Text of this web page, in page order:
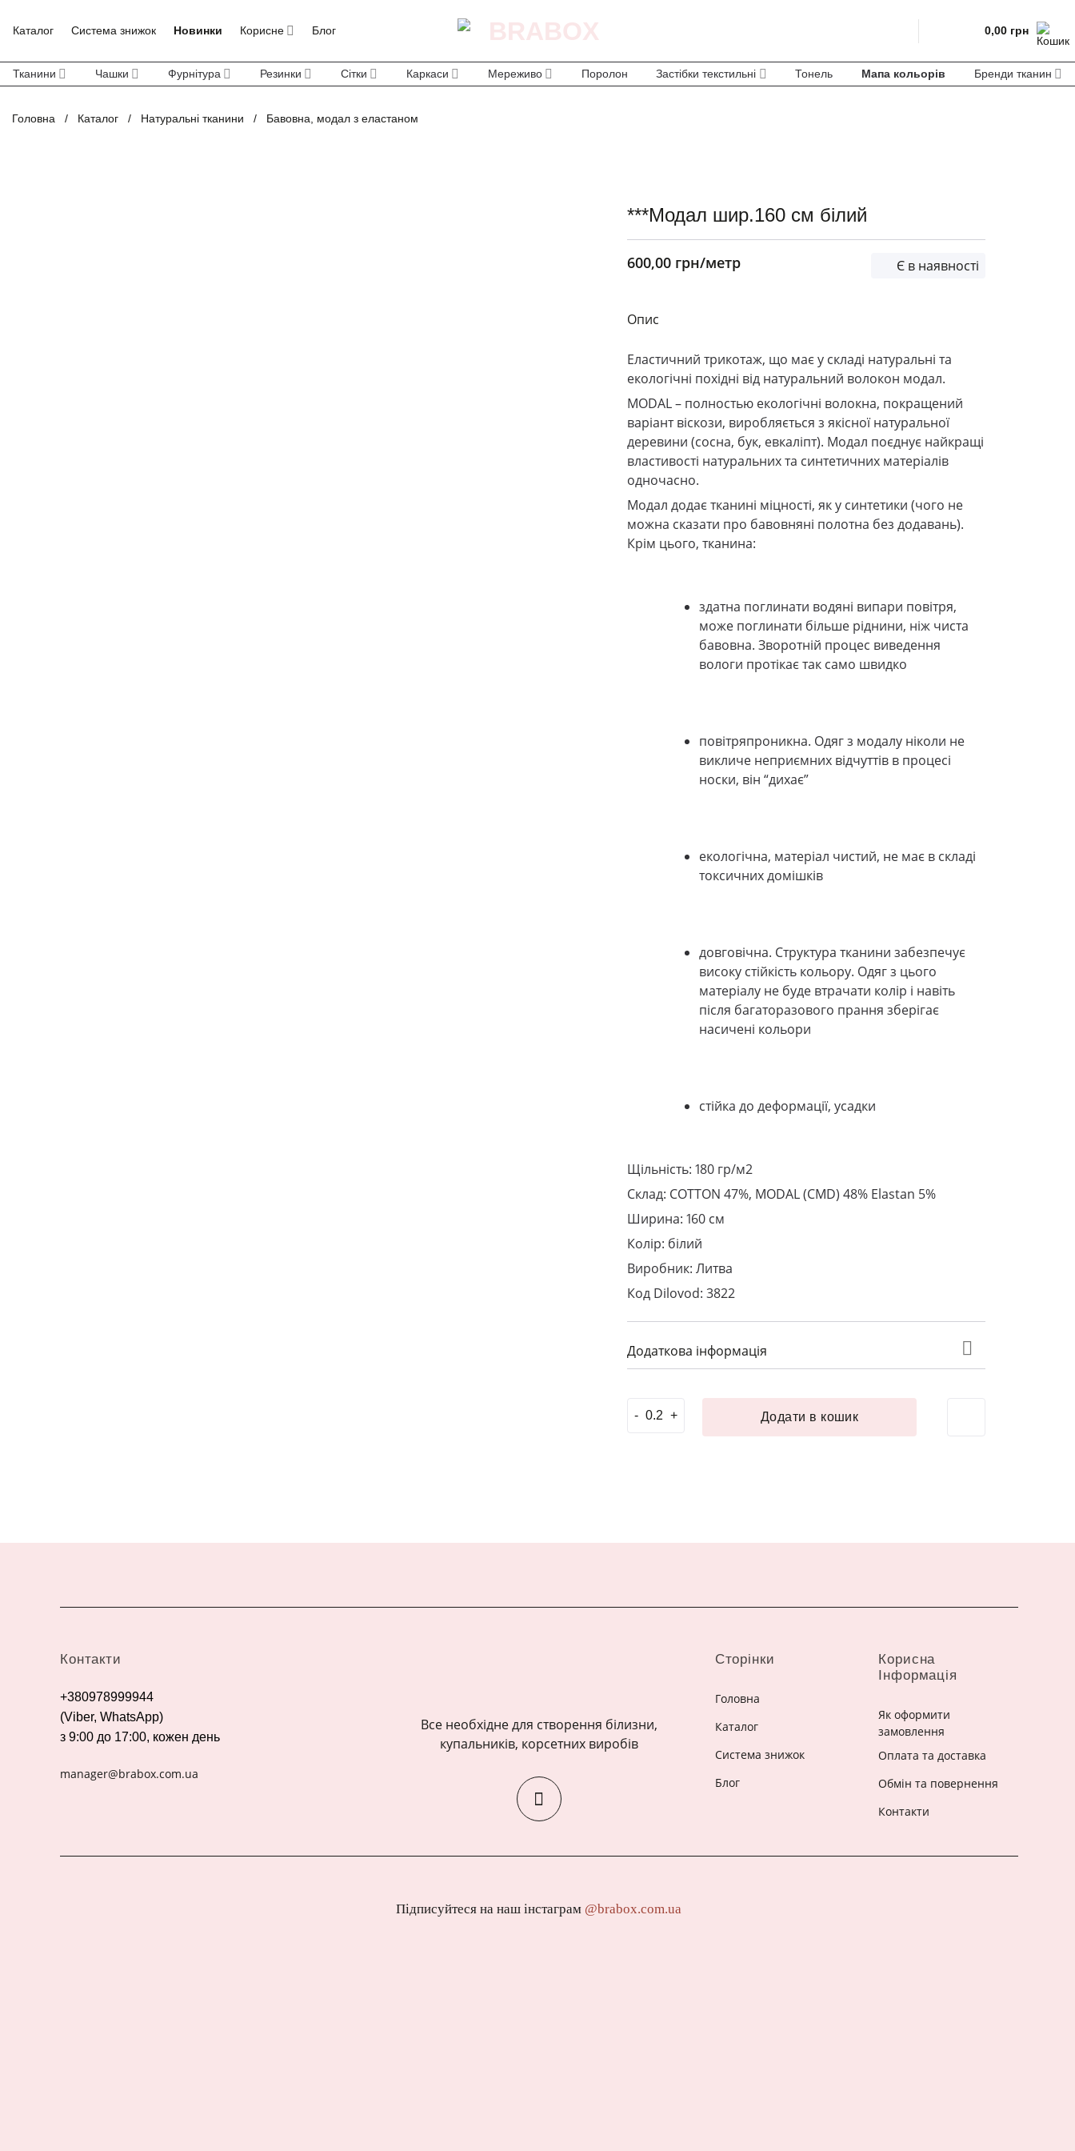
Каталог Система знижок Новинки Корисне Блог 0,00 грн
Тканини Чашки Фурнітура Резинки Сітки Каркаси Мереживо Поролон Застібки текстильні Тонель Мапа кольорів Бренди тканин
Головна / Каталог / Натуральні тканини / Бавовна, модал з еластаном
***Модал шир.160 см білий
600,00 грн/метр Є в наявності
Опис
Еластичний трикотаж, що має у складі натуральні та
екологічні похідні від натуральний волокон модал.
MODAL– полностью екологічні волокна, покращений
варіант віскози, виробляється з якісної натуральної
деревини (сосна, бук, евкаліпт). Модал поєднує найкращі
властивості натуральних та синтетичних матеріалів
одночасно.
Модал додає тканині міцності, як у синтетики (чого не
можна сказати про бавовняні полотна без додавань).
Крім цього, тканина:
здатна поглинати водяні випари повітря,
може поглинати більше ріднини, ніж чиста
бавовна. Зворотній процес виведення
вологи протікає так само швидко
повітряпроникна. Одяг з модалу ніколи не
викличе неприємних відчуттів в процесі
носки, він “дихає”
екологічна, матеріал чистий, не має в складі
токсичних домішків
довговічна. Структура тканини забезпечує
високу стійкість кольору. Одяг з цього
матеріалу не буде втрачати колір і навіть
після багаторазового прання зберігає
насичені кольори
стійка до деформації, усадки
Щільність: 180 гр/м2
Склад: COTTON 47%, MODAL (CMD) 48% Elastan 5%
Ширина: 160 см
Колір: білий
Виробник: Литва
Код Dilovod: 3822
Додаткова інформація
***Модал шир.160 см білий кількість
Додати в кошик
Контакти
+380978999944
(Viber, WhatsApp)
з 9:00 до 17:00, кожен день
manager@brabox.com.ua
Все необхідне для створення білизни,
купальників, корсетних виробів
Сторінки
Головна
Каталог
Система знижок
Блог
Корисна
Інформація
Як оформити
замовлення
Оплата та доставка
Обмін та повернення
Контакти
Підписуйтеся на наш інстаграм @brabox.com.ua